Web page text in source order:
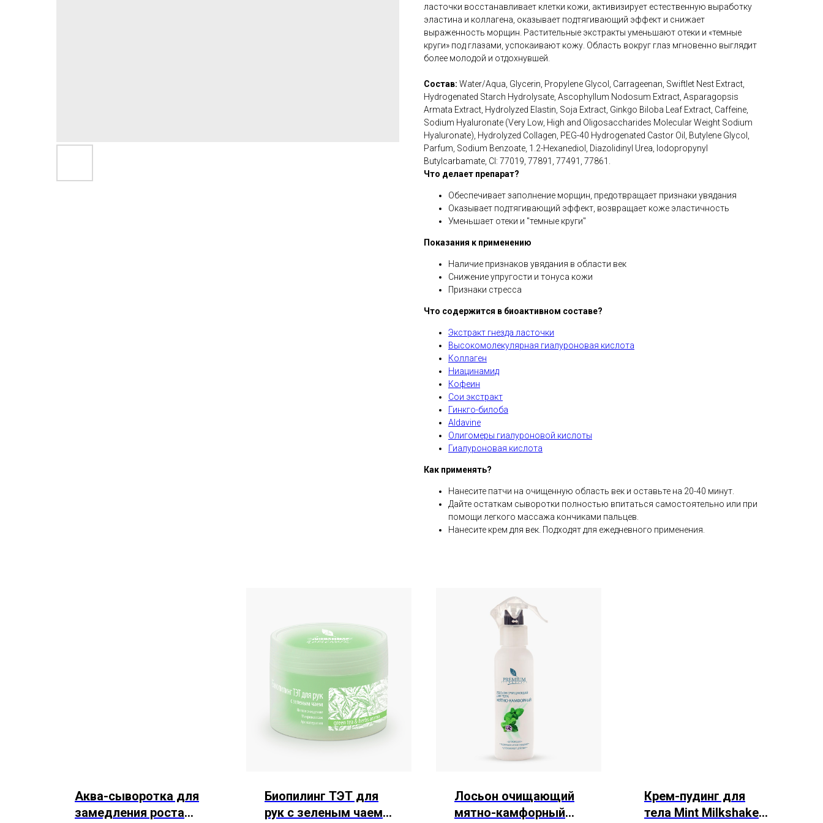
ласточки восстанавливает клетки кожи, активизирует естественную выработку
эластина и коллагена, оказывает подтягивающий эффект и снижает
выраженность морщин. Растительные экстракты уменьшают отеки и «темные
круги» под глазами, успокаивают кожу. Область вокруг глаз мгновенно выглядит
более молодой и отдохнувшей.
Состав: Water/Aqua, Glycerin, Propylene Glycol, Carrageenan, Swiftlet Nest Extract,
Hydrogenated Starch Hydrolysate, Ascophyllum Nodosum Extract, Asparagopsis
Armata Extract, Hydrolyzed Elastin, Soja Extract, Ginkgo Biloba Leaf Extract, Caffeine,
Sodium Hyaluronate (Very Low, High and Oligosaccharides Molecular Weight Sodium
Hyaluronate), Hydrolyzed Collagen, PEG-40 Hydrogenated Castor Oil, Butylene Glycol,
Parfum, Sodium Benzoate, 1.2-Hexanediol, Diazolidinyl Urea, Iodopropynyl
Butylcarbamate, Cl: 77019, 77891, 77491, 77861.
Что делает препарат?
Обеспечивает заполнение морщин, предотвращает признаки увядания
Оказывает подтягивающий эффект, возвращает коже эластичность
Уменьшает отеки и "темные круги"
Показания к применению
Наличие признаков увядания в области век
Снижение упругости и тонуса кожи
Признаки стресса
Что содержится в биоактивном составе?
Экстракт гнезда ласточки
Высокомолекулярная гиалуроновая кислота
Коллаген
Ниацинамид
Кофеин
Сои экстракт
Гинкго-билоба
Aldavine
Олигомеры гиалуроновой кислоты
Гиалуроновая кислота
Как применять?
Нанесите патчи на очищенную область век и оставьте на 20-40 минут.
Дайте остаткам сыворотки полностью впитаться самостоятельно или при
помощи легкого массажа кончиками пальцев.
Нанесите крем для век. Подходят для ежедневного применения.
Аква-сыворотка для
замедления роста
Биопилинг ТЭТ для
рук с зеленым чаем
Лосьон очищающий
мятно-камфорный
Крем-пудинг для
тела Mint Milkshake